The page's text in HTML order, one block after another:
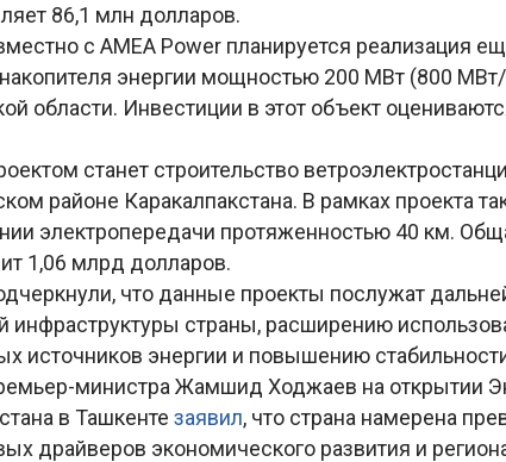
86,1 млн долларов.
с AMEA Power планируется реализация
накопителя энергии мощностью 200 МВт (800
области. Инвестиции в этот объект
станет строительство
районе Каракалпакстана. В рамках проекта
электропередачи протяженностью 40 км.
1,06 млрд долларов.
что данные проекты послужат
инфраструктуры страны, расширению
источников энергии и повышению
министра Жамшид Ходжаев на открытии
в Ташкенте заявил, что страна намерена
драйверов экономического развития и